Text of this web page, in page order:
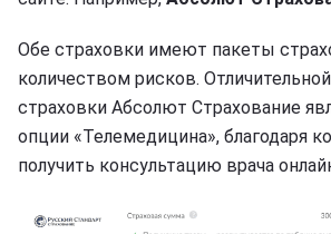
Обе страховки имеют пакеты
количеством рисков.
страховки Абсолют Страхование
опции «Телемедицина», благодаря
получить консультацию врача